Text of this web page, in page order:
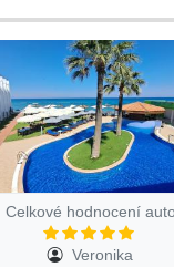
Celkové hodnocení
Veronika